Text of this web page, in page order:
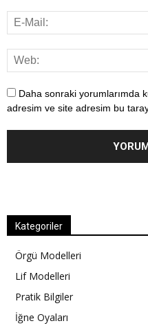
Daha sonraki yorumlarımda
adresim ve site adresim bu
Kategoriler
Örgü Modelleri
Lif Modelleri
Pratik Bilgiler
İğne Oyaları